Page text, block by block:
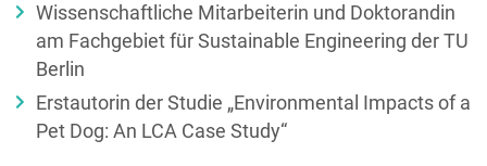
Wissenschaftliche Mitarbeiterin und Doktorandin
am Fachgebiet für Sustainable Engineering der TU
Berlin
Erstautorin der Studie „Environmental Impacts of a
Pet Dog: An LCA Case Study“